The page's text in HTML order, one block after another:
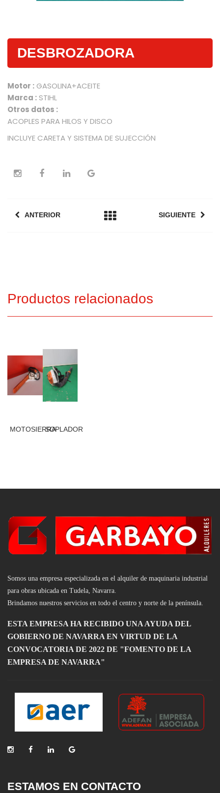
DESBROZADORA
Motor : GASOLINA+ACEITE
Marca : STIHL
Otros datos :
ACOPLES PARA HILOS Y DISCO
INCLUYE CARETA Y SISTEMA DE SUJECCIÓN
ANTERIOR SIGUIENTE
Productos relacionados
MOTOSIERRASOPLADOR
Somos una empresa especializada en el alquiler de maquinaria industrial
para obras ubicada en Tudela, Navarra.
Brindamos nuestros servicios en todo el centro y norte de la península.
ESTA EMPRESA HA RECIBIDO UNA AYUDA DEL
GOBIERNO DE NAVARRA EN VIRTUD DE LA
CONVOCATORIA DE 2022 DE "FOMENTO DE LA
EMPRESA DE NAVARRA"
ESTAMOS EN CONTACTO